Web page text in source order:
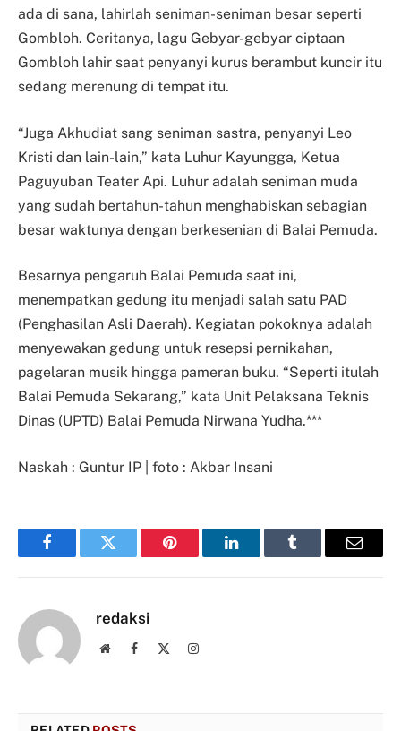
ada di sana, lahirlah seniman-seniman besar seperti
Gombloh. Ceritanya, lagu Gebyar-gebyar ciptaan
Gombloh lahir saat penyanyi kurus berambut kuncir itu
sedang merenung di tempat itu.
“Juga Akhudiat sang seniman sastra, penyanyi Leo
Kristi dan lain-lain,” kata Luhur Kayungga, Ketua
Paguyuban Teater Api. Luhur adalah seniman muda
yang sudah bertahun-tahun menghabiskan sebagian
besar waktunya dengan berkesenian di Balai Pemuda.
Besarnya pengaruh Balai Pemuda saat ini,
menempatkan gedung itu menjadi salah satu PAD
(Penghasilan Asli Daerah). Kegiatan pokoknya adalah
menyewakan gedung untuk resepsi pernikahan,
pagelaran musik hingga pameran buku. “Seperti itulah
Balai Pemuda Sekarang,” kata Unit Pelaksana Teknis
Dinas (UPTD) Balai Pemuda Nirwana Yudha.***
Naskah : Guntur IP | foto : Akbar Insani
FacebookTwitter Pinterest LinkedInTumblr Email
redaksi
WebsiteFacebook Instagram